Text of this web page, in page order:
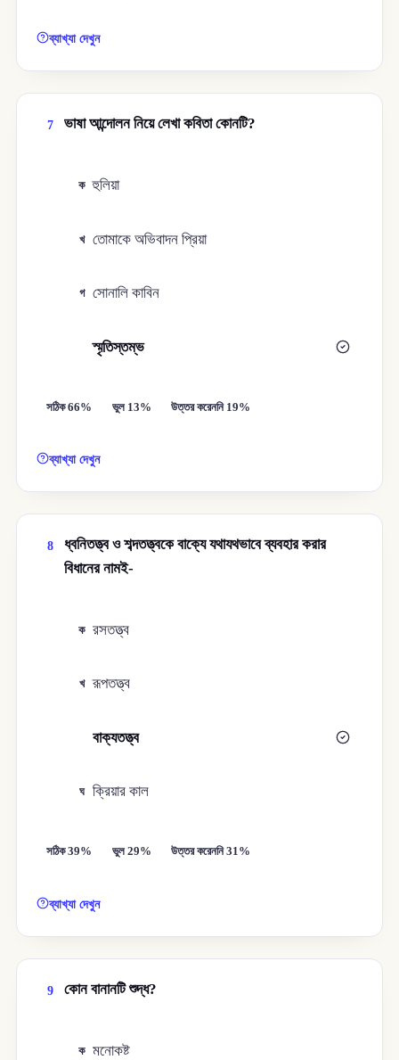
ব্যাখ্যা দেখুন
7 ভাষা আন্দোলন নিয়ে লেখা কবিতা কোনটি?
ক হুলিয়া
খ তোমাকে অভিবাদন প্রিয়া
গ সোনালি কাবিন
স্মৃতিস্তম্ভ
সঠিক 66% ভুল 13% উত্তর করেননি 19%
ব্যাখ্যা দেখুন
8
ধ্বনিতত্ত্ব ও শব্দতত্ত্বকে বাক্যে যথাযথভাবে ব্যবহার করার
বিধানের নামই-
ক রসতত্ত্ব
খ রূপতত্ত্ব
বাক্যতত্ত্ব
ঘ ক্রিয়ার কাল
সঠিক 39% ভুল 29% উত্তর করেননি 31%
ব্যাখ্যা দেখুন
9 কোন বানানটি শুদ্ধ?
ক মনোকষ্ট